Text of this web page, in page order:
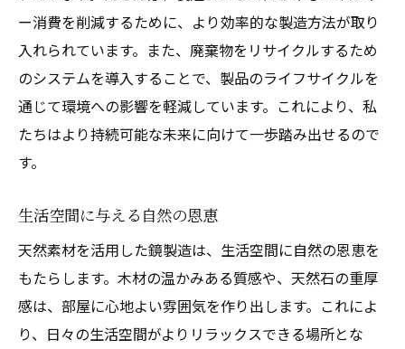
自然素材を活かした製造の裏側
鏡製造における独自のアプローチ
ー消費を削減するために、より効率的な製造方法が取り
入れられています。また、廃棄物をリサイクルするため
のシステムを導入することで、製品のライフサイクルを
通じて環境への影響を軽減しています。これにより、私
たちはより持続可能な未来に向けて一歩踏み出せるので
す。
生活空間に与える自然の恩恵
天然素材を活用した鏡製造は、生活空間に自然の恩恵を
もたらします。木材の温かみある質感や、天然石の重厚
感は、部屋に心地よい雰囲気を作り出します。これによ
り、日々の生活空間がよりリラックスできる場所とな